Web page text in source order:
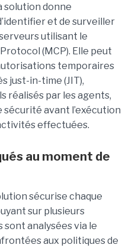
solution donne
et de surveiller
utilisant le
(MCP). Elle peut
temporaires
just-in-time (JIT),
réalisés par les agents,
avant l’exécution
effectuées.
au moment de
sécurise chaque
sur plusieurs
sont analysées via le
aux politiques de